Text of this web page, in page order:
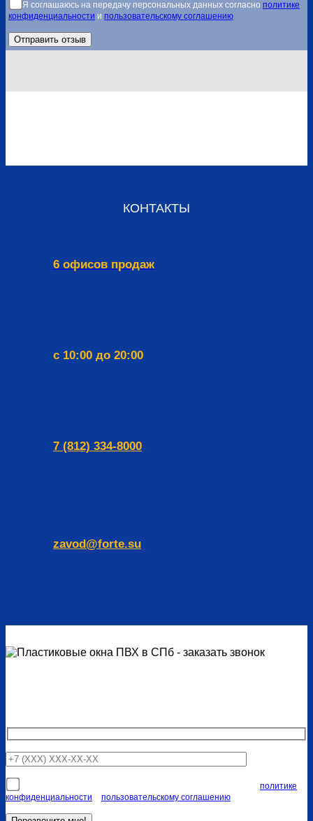
Я соглашаюсь на передачу персональных данных согласно политике
конфиденциальности и пользовательскому соглашению
КОНТАКТЫ
6 офисов продаж
с 10:00 до 20:00
7 (812) 334-8000
zavod@forte.su
политике
конфиденциальности
пользовательскому соглашению